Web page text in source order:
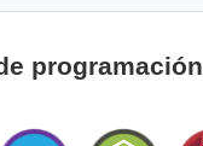
programación